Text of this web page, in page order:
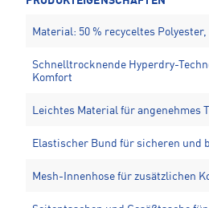
Material: 50 % recyceltes Polyester,
Schnelltrocknende Hyperdry-
Komfort
Leichtes Material für angenehmes
Elastischer Bund für sicheren und
Mesh-Innenhose für zusätzlichen